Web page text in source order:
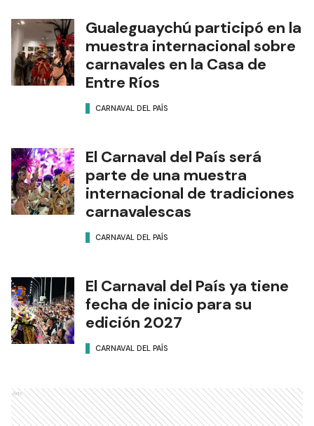
Gualeguaychú participó en la
muestra internacional sobre
carnavales en la Casa de
Entre Ríos
CARNAVAL DEL PAÍS
El Carnaval del País será
parte de una muestra
internacional de tradiciones
carnavalescas
CARNAVAL DEL PAÍS
El Carnaval del País ya tiene
fecha de inicio para su
edición 2027
CARNAVAL DEL PAÍS
Ads